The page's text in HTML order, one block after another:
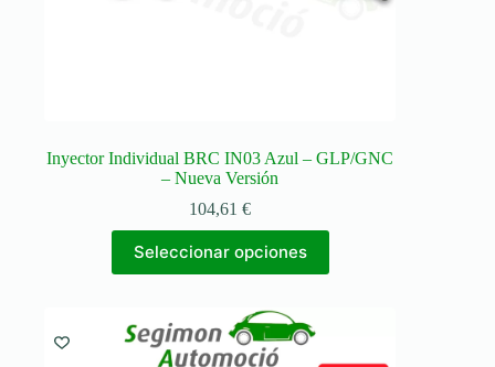
Inyector Individual BRC IN03 Azul – GLP/GNC
– Nueva Versión
104,61€
Seleccionar opciones
producto
tiene
variantes.
Las
opciones